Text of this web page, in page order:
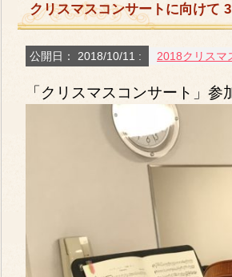
クリスマスコンサートに向けて 3
公開日： 2018/10/11 : 2018クリスマ
「クリスマスコンサート」参